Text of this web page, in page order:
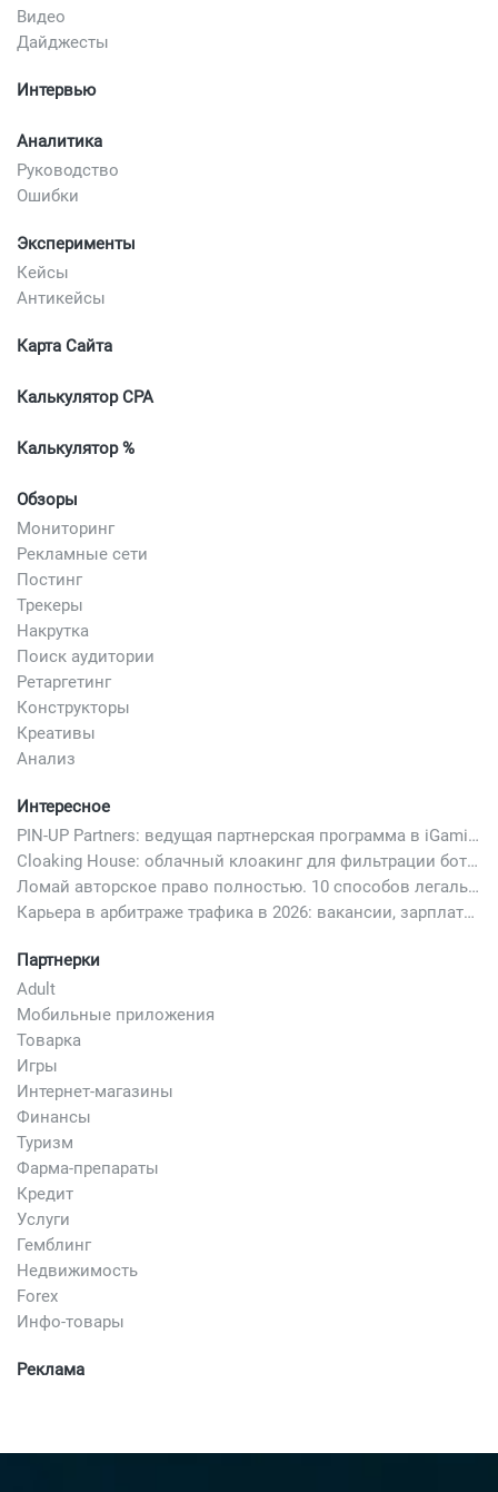
Видео
Дайджесты
Интервью
Аналитика
Руководство
Ошибки
Эксперименты
Кейсы
Антикейсы
Карта Сайта
Калькулятор CPA
Калькулятор %
Обзоры
Мониторинг
Рекламные сети
Постинг
Трекеры
Накрутка
Поиск аудитории
Ретаргетинг
Конструкторы
Креативы
Анализ
Интересное
PIN-UP Partners: ведущая партнерская программа в iGaming
Cloaking House: облачный клоакинг для фильтрации ботов FB и Google Ads — гайд PHP-интеграции 2026
Ломай авторское право полностью. 10 способов легально добавить любимый трек в свой креатив
Карьера в арбитраже трафика в 2026: вакансии, зарплаты и как начать
Партнерки
Adult
Мобильные приложения
Товарка
Игры
Интернет-магазины
Финансы
Туризм
Фарма-препараты
Кредит
Услуги
Гемблинг
Недвижимость
Forex
Инфо-товары
Реклама